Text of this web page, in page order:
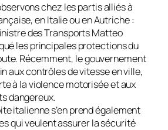
chez les partis alliés à
en Italie ou en Autriche :
des Transports Matteo
les principales protections du
Récemment, le gouvernement
aux contrôles de vitesse en ville,
à la violence motorisée et aux
dangereux.
italienne s’en prend également
qui veulent assurer la sécurité